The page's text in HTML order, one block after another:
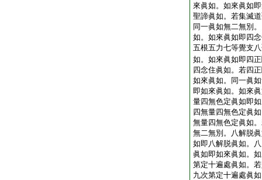
來眞如。如來眞如
聖諦眞如。若集滅
同一眞如無二無別
如。如來眞如即四
五根五力七等覺支
如。如來眞如即四
四念住眞如。若四
如來眞如。同一眞
即如來眞如。如來
量四無色定眞如即
四無量四無色定眞
無量四無色定眞如
無二無別。八解脱
如即八解脱眞如。
眞如即如來眞如。
第定十遍處眞如。
九次第定十遍處眞